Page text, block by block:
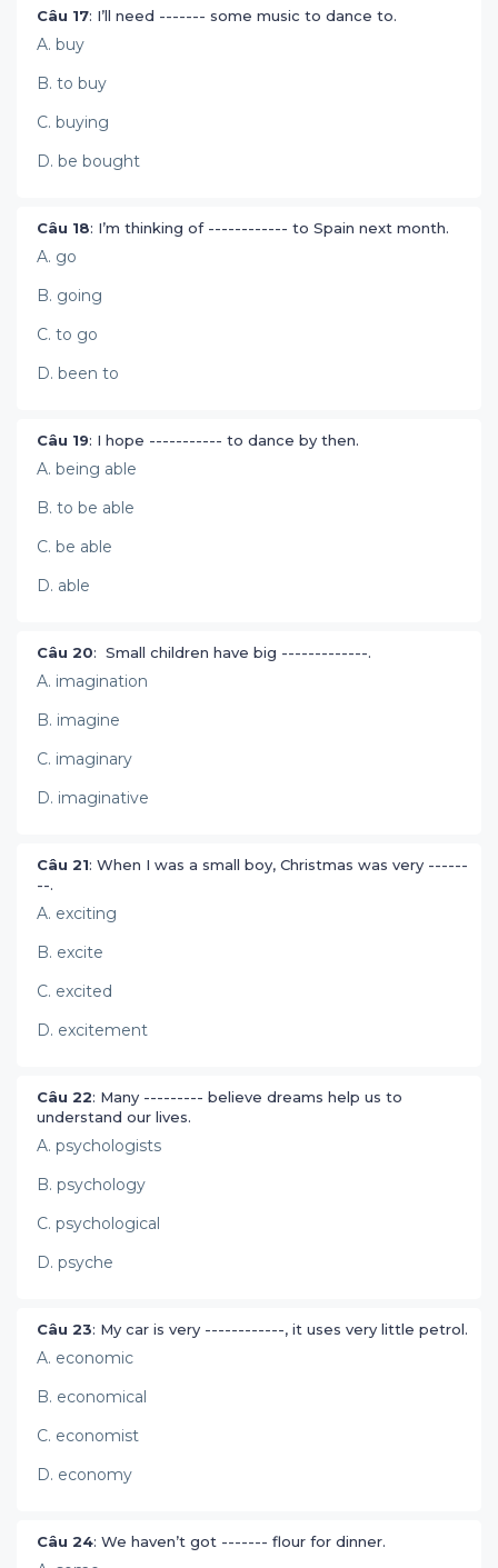
Câu 17: I’ll need ------- some music to dance to.
A. buy
B. to buy
C. buying
D. be bought
Câu 18: I’m thinking of ------------ to Spain next month.
A. go
B. going
C. to go
D. been to
Câu 19: I hope ----------- to dance by then.
A. being able
B. to be able
C. be able
D. able
Câu 20: Small children have big -------------.
A. imagination
B. imagine
C. imaginary
D. imaginative
Câu 21: When I was a small boy, Christmas was very ------
--.
A. exciting
B. excite
C. excited
D. excitement
Câu 22: Many --------- believe dreams help us to
understand our lives.
A. psychologists
B. psychology
C. psychological
D. psyche
Câu 23: My car is very ------------, it uses very little petrol.
A. economic
B. economical
C. economist
D. economy
Câu 24: We haven’t got ------- flour for dinner.